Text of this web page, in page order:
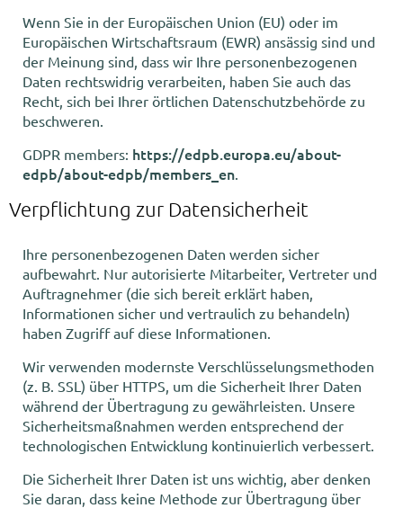
Wenn Sie in der Europäischen Union (EU) oder im
Europäischen Wirtschaftsraum (EWR) ansässig sind und
der Meinung sind, dass wir Ihre personenbezogenen
Daten rechtswidrig verarbeiten, haben Sie auch das
Recht, sich bei Ihrer örtlichen Datenschutzbehörde zu
beschweren.
GDPR members: https://edpb.europa.eu/about-
edpb/about-edpb/members_en.
Verpflichtung zur Datensicherheit
Ihre personenbezogenen Daten werden sicher
aufbewahrt. Nur autorisierte Mitarbeiter, Vertreter und
Auftragnehmer (die sich bereit erklärt haben,
Informationen sicher und vertraulich zu behandeln)
haben Zugriff auf diese Informationen.
Wir verwenden modernste Verschlüsselungsmethoden
(z. B. SSL) über HTTPS, um die Sicherheit Ihrer Daten
während der Übertragung zu gewährleisten. Unsere
Sicherheitsmaßnahmen werden entsprechend der
technologischen Entwicklung kontinuierlich verbessert.
Die Sicherheit Ihrer Daten ist uns wichtig, aber denken
Sie daran, dass keine Methode zur Übertragung über